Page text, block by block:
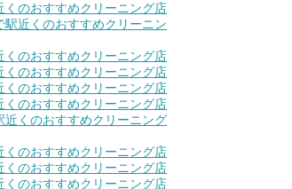
くのおすすめクリーニング店
駅近くのおすすめクリーニン
くのおすすめクリーニング店
くのおすすめクリーニング店
くのおすすめクリーニング店
くのおすすめクリーニング店
近くのおすすめクリーニング
くのおすすめクリーニング店
くのおすすめクリーニング店
くのおすすめクリーニング店